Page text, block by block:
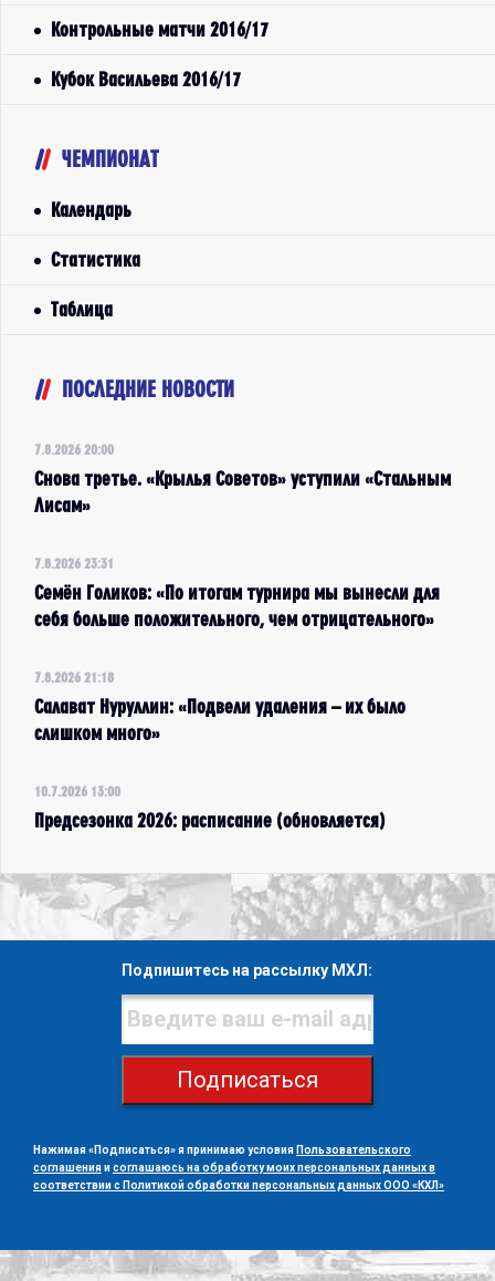
Контрольные матчи 2016/17
Кубок Васильева 2016/17
ЧЕМПИОНАТ
Календарь
Статистика
Таблица
ПОСЛЕДНИЕ НОВОСТИ
7.8.2026 20:00
Снова третье. «Крылья Советов» уступили «Стальным
Лисам»
7.8.2026 23:31
Семён Голиков: «По итогам турнира мы вынесли для
себя больше положительного, чем отрицательного»
7.8.2026 21:18
Салават Нуруллин: «Подвели удаления – их было
слишком много»
10.7.2026 13:00
Предсезонка 2026: расписание (обновляется)
Подпишитесь на рассылку МХЛ:
Подписаться
Нажимая «Подписаться» я принимаю условия Пользовательского
соглашенияисоглашаюсь на обработку моих персональных данных в
соответствии с Политикой обработки персональных данных ООО «КХЛ»